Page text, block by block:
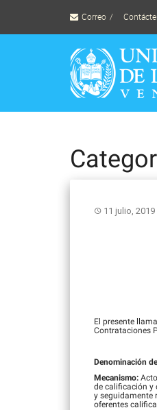
content
Correo
11 julio, 2019
El presente
Contrataciones
Denominación
Mecanismo:
de calificación y
y seguidamente
oferentes